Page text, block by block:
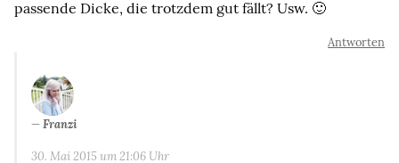
passende Dicke, die trotzdem gut fällt? Usw. 🙂
Antworten
Franzi
30. Mai 2015 um 21:06 Uhr